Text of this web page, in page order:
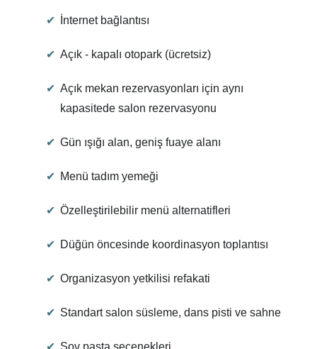
İnternet bağlantısı
Açık - kapalı otopark (ücretsiz)
Açık mekan rezervasyonları için aynı
kapasitede salon rezervasyonu
Gün ışığı alan, geniş fuaye alanı
Menü tadım yemeği
Özelleştirilebilir menü alternatifleri
Düğün öncesinde koordinasyon toplantısı
Organizasyon yetkilisi refakati
Standart salon süsleme, dans pisti ve sahne
Şov pasta seçenekleri